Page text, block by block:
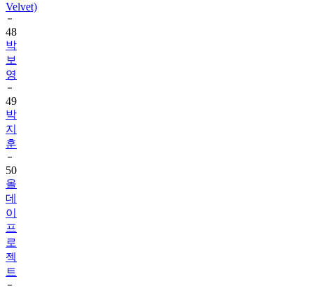
48
박
보
영
49
박
지
훈
50
올
데
이
프
로
젝
트